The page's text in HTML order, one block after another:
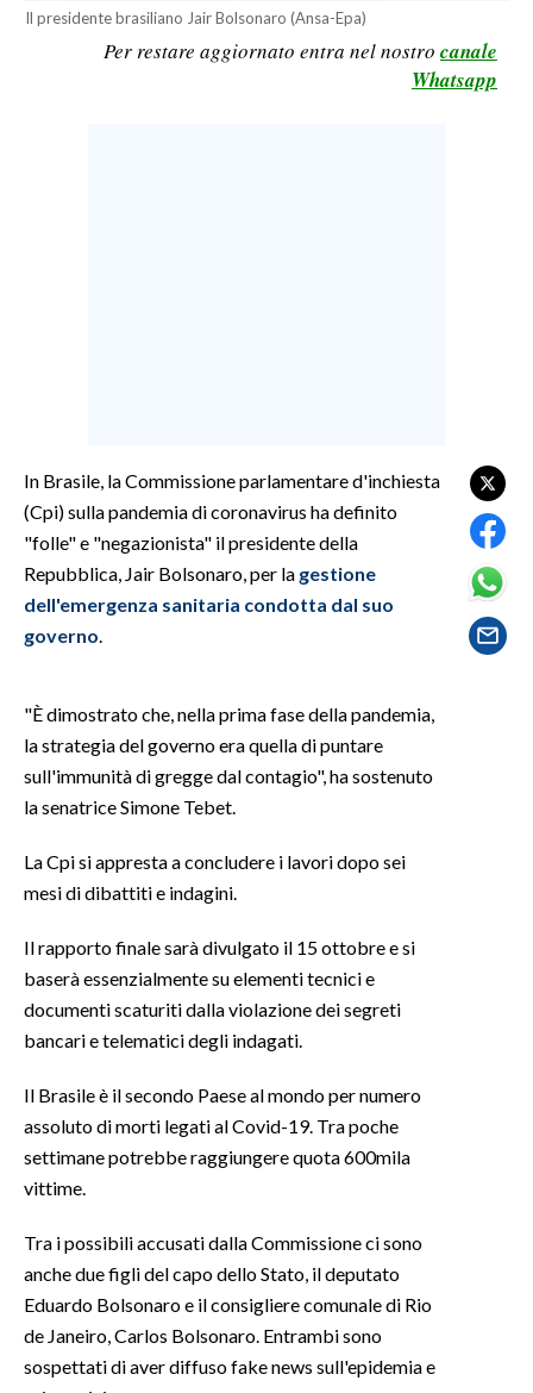
LAVORO
CULTURA
SPETTACOLI
GOSSIP
SARDEGNA TURISMO
SARDI NEL MONDO
EVENTI
#CARAUNIONE
3 MINUTI CON
ABBONATI
ANNUNCI
SPIAGGE
STORE
Il presidente brasiliano Jair Bolsonaro (Ansa-Epa)
Per restare aggiornato entra nel nostro canale
Whatsapp
In Brasile, la Commissione parlamentare d'inchiesta
(Cpi) sulla pandemia di coronavirus ha definito
"folle" e "negazionista" il presidente della
Repubblica, Jair Bolsonaro, per la gestione
dell'emergenza sanitaria condotta dal suo
governo
"È dimostrato che, nella prima fase della pandemia,
la strategia del governo era quella di puntare
sull'immunità di gregge dal contagio", ha sostenuto
la senatrice Simone Tebet.
La Cpi si appresta a concludere i lavori dopo sei
mesi di dibattiti e indagini.
Il rapporto finale sarà divulgato il 15 ottobre e si
baserà essenzialmente su elementi tecnici e
documenti scaturiti dalla violazione dei segreti
bancari e telematici degli indagati.
Il Brasile è il secondo Paese al mondo per numero
assoluto di morti legati al Covid-19. Tra poche
settimane potrebbe raggiungere quota 600mila
vittime.
Tra i possibili accusati dalla Commissione ci sono
anche due figli del capo dello Stato, il deputato
Eduardo Bolsonaro e il consigliere comunale di Rio
de Janeiro, Carlos Bolsonaro. Entrambi sono
sospettati di aver diffuso fake news sull'epidemia e